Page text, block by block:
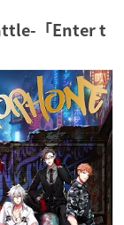
「Enter t